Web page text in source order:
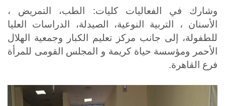
وشارك في الفعاليات كليات: الطب، التمريض ،
الأسنان ، التربية النوعية، الصيدلة، الدراسات العليا
للطفولة، إلى جانب مركز تعليم الكبار وجمعية الهلال
الأحمر ومؤسسة حياة كريمة و المجلس القومى للمرأة
فرع القاهرة.